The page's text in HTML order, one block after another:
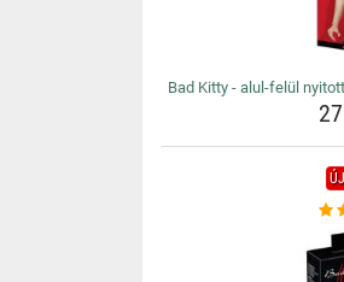
Bad Kitty - alul-felül